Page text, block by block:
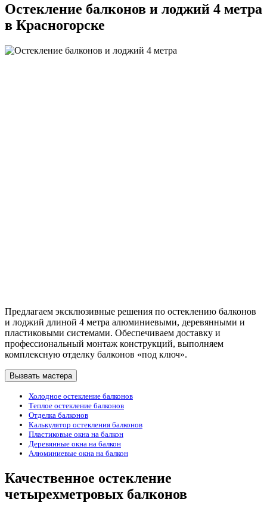
Остекление балконов и лоджий 4 метра
в Красногорске
Предлагаем эксклюзивные решения по остеклению балконов
и лоджий длиной 4 метра алюминиевыми, деревянными и
пластиковыми системами. Обеспечиваем доставку и
профессиональный монтаж конструкций, выполняем
комплексную отделку балконов «под ключ».
Вызвать мастера
Холодное остекление балконов
Теплое остекление балконов
Отделка балконов
Калькулятор остекления балконов
Пластиковые окна на балкон
Деревянные окна на балкон
Алюминиевые окна на балкон
Качественное остекление
четырехметровых балконов